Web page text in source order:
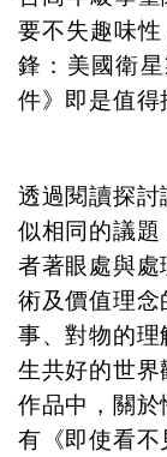
要不失趣味
鋒：美國衛
件》即是值得
透過閱讀探
似相同的議
者著眼處與
術及價值理
事、對物的
生共好的世
作品中，關
有《即使看不